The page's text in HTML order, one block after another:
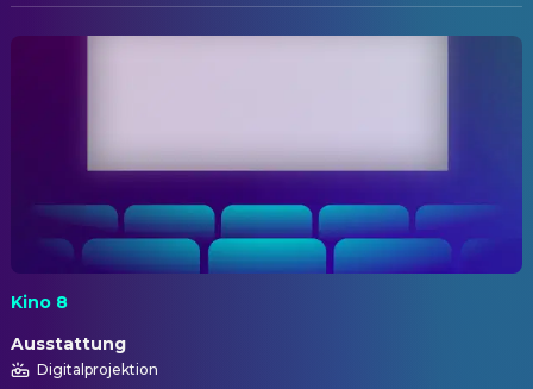
Kino 8
Ausstattung
Digitalprojektion